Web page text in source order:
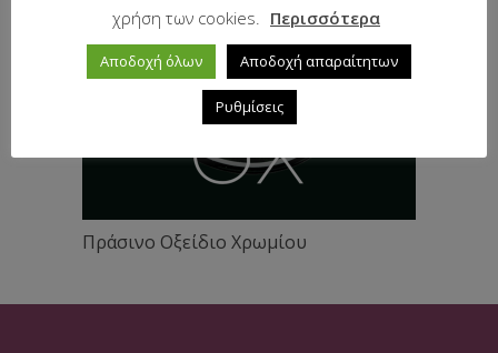
Πράσινο Οξείδιο Χρωμίου
χρήση των cookies.
Περισσότερα
Αποδοχή όλων Αποδοχή απαραίτητων
Ρυθμίσεις